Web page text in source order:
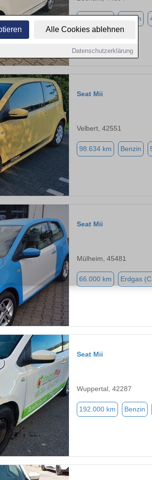
Alle Cookies ablehnen
Datenschutzerklärung
Benzin
Seat Mii
Velbert, 42551
98.634 km Benzin
Seat Mii
Mülheim, 45481
66.000 km Erdgas
Seat Mii
Wuppertal, 42287
192.000 km Benzin